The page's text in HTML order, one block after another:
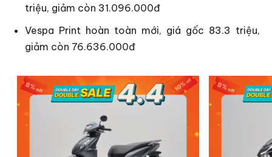
triệu, giảm còn 31.096.000đ
Vespa Print hoàn toàn mới, giá gốc 83.3 triệu,
giảm còn 76.636.000đ